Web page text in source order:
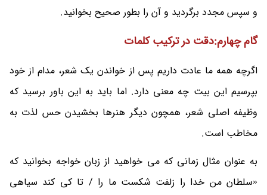
و سپس مجدد برگردید و آن را بطور صحیح بخوانید.
گام چهارم:دقت در ترکیب کلمات
اگرچه همه ما عادت داریم پس از خواندن یک شعر، مدام از خود
بپرسیم این بیت چه معنی دارد. اما باید به این باور برسید که
وظیفه اصلی شعر، همچون دیگر هنرها بخشیدن حس لذت به
مخاطب است.
به عنوان مثال زمانی که می خواهید از زبان خواجه بخوانید که
«سلطان من خدا را زلفت شکست ما را / تا کی کند سیاهی